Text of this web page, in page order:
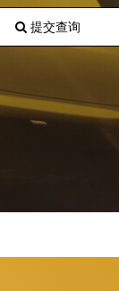
提交查询